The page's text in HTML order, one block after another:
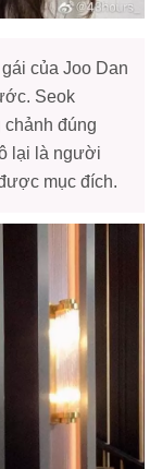
của Joo Dan
Seok
đúng
lại là người
mục đích.